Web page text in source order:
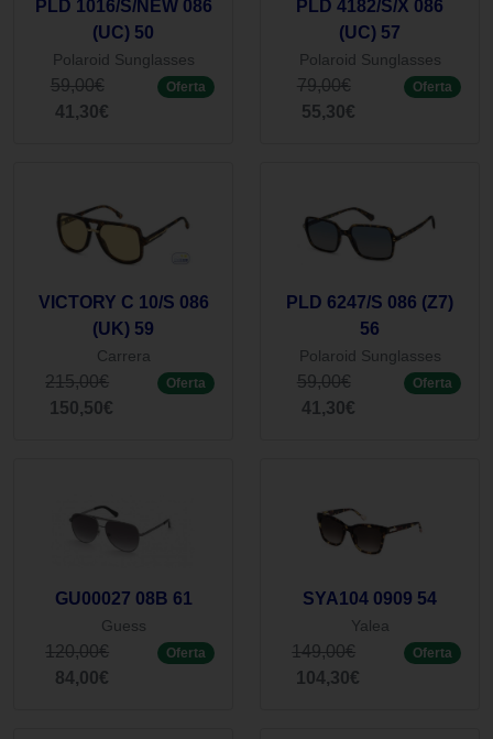
PLD 1016/S/NEW 086
(UC) 50
Polaroid Sunglasses
59,00€
41,30€
Oferta
PLD 4182/S/X 086
(UC) 57
Polaroid Sunglasses
79,00€
55,30€
Oferta
VICTORY C 10/S 086
(UK) 59
Carrera
215,00€
150,50€
Oferta
PLD 6247/S 086 (Z7)
56
Polaroid Sunglasses
59,00€
41,30€
Oferta
GU00027 08B 61
Guess
120,00€
84,00€
Oferta
SYA104 0909 54
Yalea
149,00€
104,30€
Oferta